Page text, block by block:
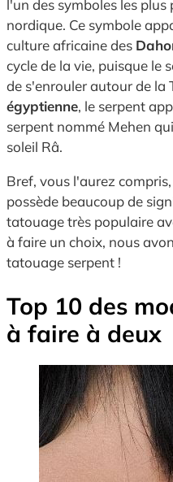
l'un des symboles les
nordique. Ce symbole
culture africaine des
cycle de la vie, puisque le
de s'enrouler autour de la
égyptienne, le serpent
serpent nommé Mehen
soleil Râ.
Bref, vous l'aurez
possède beaucoup de
tatouage très populaire
à faire un choix, nous
tatouage serpent !
Top 10 des
à faire à deux